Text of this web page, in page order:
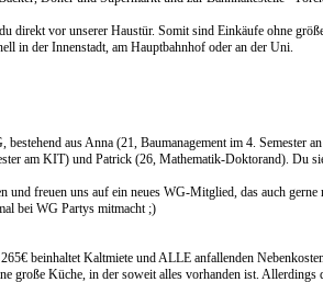
direkt vor unserer Haustür. Somit sind Einkäufe ohne
in der Innenstadt, am Hauptbahnhof oder an der Uni.
bestehend aus Anna (21, Baumanagement im 4. Semester
am KIT) und Patrick (26, Mathematik-Doktorand). Du
und freuen uns auf ein neues WG-Mitglied, das auch
bei WG Partys mitmacht ;)
beinhaltet Kaltmiete und ALLE anfallenden
große Küche, in der soweit alles vorhanden ist. Allerdings